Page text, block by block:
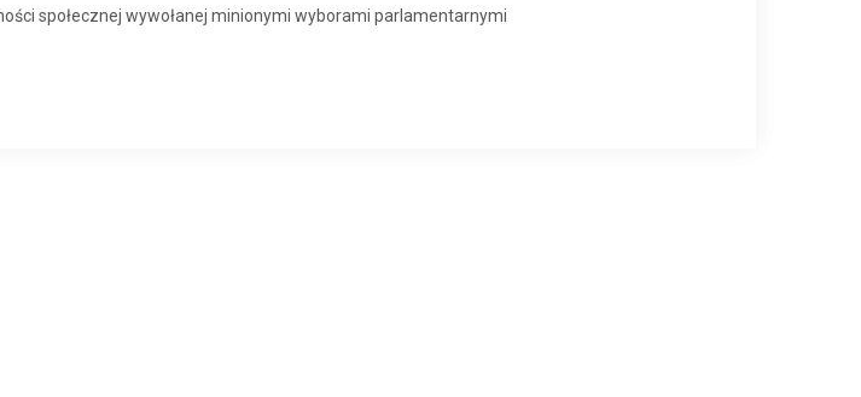
społecznej wywołanej minionymi wyborami parlamentarnymi